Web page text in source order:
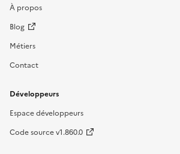
À propos
Blog
Métiers
Contact
Développeurs
Espace développeurs
Code source v1.860.0